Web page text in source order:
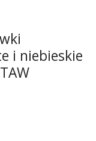
i niebieskie